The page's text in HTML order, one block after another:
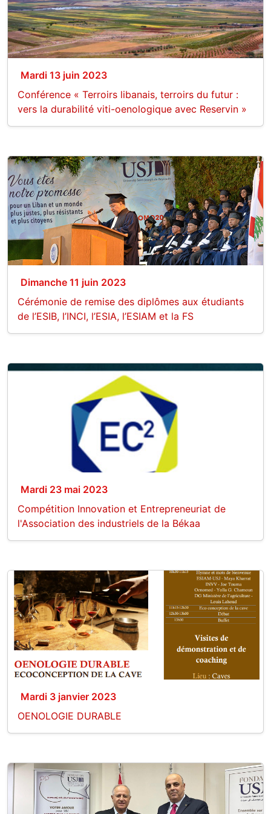
Mardi 13 juin 2023
Conférence « Terroirs libanais, terroirs du futur :
vers la durabilité viti-oenologique avec Reservin »
Dimanche 11 juin 2023
Cérémonie de remise des diplômes aux étudiants
de l’ESIB, l’INCI, l’ESIA, l’ESIAM et la FS
Mardi 23 mai 2023
Compétition Innovation et Entrepreneuriat de
l'Association des industriels de la Békaa
Mardi 3 janvier 2023
OENOLOGIE DURABLE